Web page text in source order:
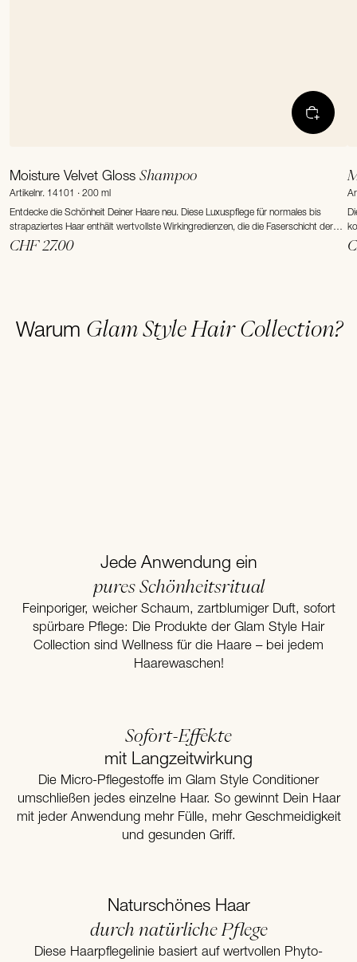
Moisture Velvet GlossShampoo
Artikelnr. 14101 · 200 ml
Entdecke die Schönheit Deiner Haare neu. Diese Luxuspflege für normales bis
strapaziertes Haar enthält wertvollste Wirkingredienzen, die die Faserschicht der
Haare von innen stärken und den Haaren auch bei täglicher Haarwäsche einen
CHF 27.00
Warum Glam Style Hair Collection?
Jede Anwendung ein
pures Schönheitsritual
Feinporiger, weicher Schaum, zartblumiger Duft, sofort
spürbare Pflege: Die Produkte der Glam Style Hair
Collection sind Wellness für die Haare – bei jedem
Haarewaschen!
Sofort-Effekte
mit Langzeitwirkung
Die Micro-Pflegestoffe im Glam Style Conditioner
umschließen jedes einzelne Haar. So gewinnt Dein Haar
mit jeder Anwendung mehr Fülle, mehr Geschmeidigkeit
und gesunden Griff.
Naturschönes Haar
durch natürliche Pflege
Diese Haarpflegelinie basiert auf wertvollen Phyto-